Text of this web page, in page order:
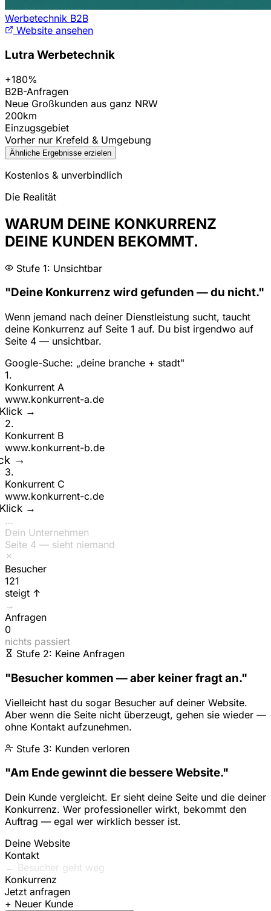
Werbetechnik B2B
Website ansehen
Lutra Werbetechnik
+180%
B2B-Anfragen
Neue Großkunden aus ganz NRW
200km
Einzugsgebiet
Vorher nur Krefeld & Umgebung
Ähnliche Ergebnisse erzielen
Kostenlos & unverbindlich
Die Realität
WARUM DEINE KONKURRENZ
DEINE KUNDEN BEKOMMT.
Stufe 1: Unsichtbar
"Deine Konkurrenz wird gefunden — du nicht."
Wenn jemand nach deiner Dienstleistung sucht, taucht
deine Konkurrenz auf Seite 1 auf. Du bist irgendwo auf
Seite 4 — unsichtbar.
Google-Suche: „deine branche + stadt"
1.
Konkurrent A
www.konkurrent-a.de
→
2.
Konkurrent B
www.konkurrent-b.de
Klick →
3.
Konkurrent C
www.konkurrent-c.de
→
…
Dein Unternehmen
Seite 4 — sieht niemand
Besucher
151
steigt ↑
→
Anfragen
0
nichts passiert
Stufe 2: Keine Anfragen
"Besucher kommen — aber keiner fragt an."
Vielleicht hast du sogar Besucher auf deiner Website.
Aber wenn die Seite nicht überzeugt, gehen sie wieder —
ohne Kontakt aufzunehmen.
Stufe 3: Kunden verloren
"Am Ende gewinnt die bessere Website."
Dein Kunde vergleicht. Er sieht deine Seite und die deiner
Konkurrenz. Wer professioneller wirkt, bekommt den
Auftrag — egal wer wirklich besser ist.
Deine Website
Kontakt
← Besucher geht weg
Konkurrenz
Jetzt anfragen